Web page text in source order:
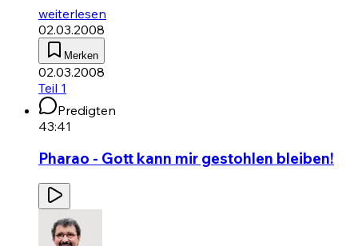
weiterlesen
02.03.2008
Merken
02.03.2008
Teil 1
Predigten
43:41
Pharao - Gott kann mir gestohlen bleiben!